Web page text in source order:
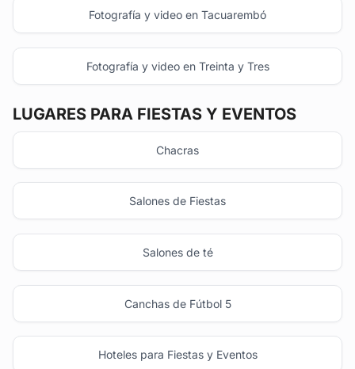
Fotografía y video en Tacuarembó
Fotografía y video en Treinta y Tres
LUGARES PARA FIESTAS Y EVENTOS
Chacras
Salones de Fiestas
Salones de té
Canchas de Fútbol 5
Hoteles para Fiestas y Eventos